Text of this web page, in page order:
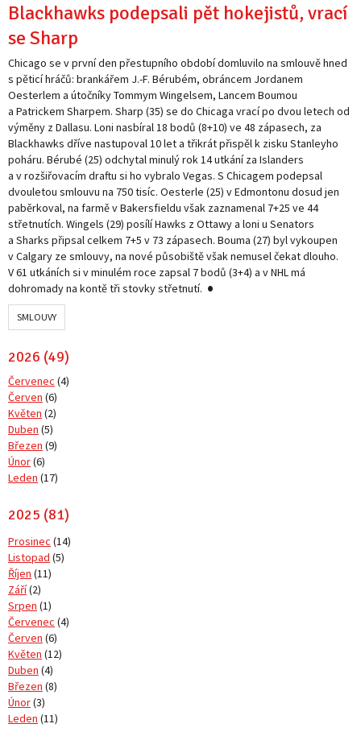
Blackhawks podepsali pět hokejistů, vrací
se Sharp
Chicago se v první den přestupního období domluvilo na smlouvě hned
s pěticí hráčů: brankářem J.-F. Bérubém, obráncem Jordanem
Oesterlem a útočníky Tommym Wingelsem, Lancem Boumou
a Patrickem Sharpem. Sharp (35) se do Chicaga vrací po dvou letech od
výměny z Dallasu. Loni nasbíral 18 bodů (8+10) ve 48 zápasech, za
Blackhawks dříve nastupoval 10 let a třikrát přispěl k zisku Stanleyho
poháru. Bérubé (25) odchytal minulý rok 14 utkání za Islanders
a v rozšiřovacím draftu si ho vybralo Vegas. S Chicagem podepsal
dvouletou smlouvu na 750 tisíc. Oesterle (25) v Edmontonu dosud jen
paběrkoval, na farmě v Bakersfieldu však zaznamenal 7+25 ve 44
střetnutích. Wingels (29) posílí Hawks z Ottawy a loni u Senators
a Sharks připsal celkem 7+5 v 73 zápasech. Bouma (27) byl vykoupen
v Calgary ze smlouvy, na nové působiště však nemusel čekat dlouho.
V 61 utkáních si v minulém roce zapsal 7 bodů (3+4) a v NHL má
dohromady na kontě tři stovky střetnutí.
SMLOUVY
2026 (49)
Červenec (4)
Červen (6)
Květen (2)
Duben (5)
Březen (9)
Únor(6)
Leden (17)
2025 (81)
Prosinec (14)
Listopad (5)
Říjen (11)
Září(2)
Srpen (1)
Červenec (4)
Červen (6)
Květen (12)
Duben (4)
Březen (8)
Únor(3)
Leden (11)